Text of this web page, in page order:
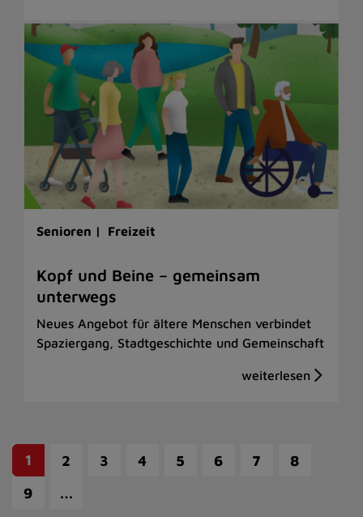
Senioren | Freizeit
Kopf und Beine – gemeinsam
unterwegs
Neues Angebot für ältere Menschen verbindet
Spaziergang, Stadtgeschichte und Gemeinschaft
1 2 3 4 5 6 7
8
9
…